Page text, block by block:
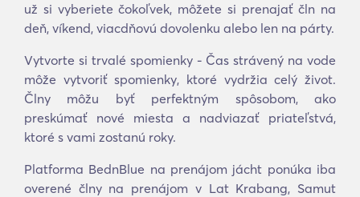
už si vyberiete čokoľvek, môžete si prenajať čln na
deň, víkend, viacdňovú dovolenku alebo len na párty.
Vytvorte si trvalé spomienky - Čas strávený na vode
môže vytvoriť spomienky, ktoré vydržia celý život.
Člny môžu byť perfektným spôsobom, ako
preskúmať nové miesta a nadviazať priateľstvá,
ktoré s vami zostanú roky.
Platforma BednBlue na prenájom jácht ponúka iba
overené člny na prenájom v Lat Krabang, Samut